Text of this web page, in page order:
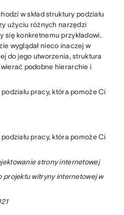
w skład struktury podziału
użyciu różnych narzędzi
się konkretnemu przykładowi.
wyglądał nieco inaczej w
do jego utworzenia, struktura
podobne hierarchie i
pracy, która pomoże Ci
pracy, która pomoże Ci
strony internetowej
projektu witryny internetowej w